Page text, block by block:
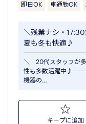
即日OK 車通勤OK
＼残業ナシ・
夏も冬も快適♪
＼ 20代スタッフが
性も多数活躍中
機器の…
キープに追加